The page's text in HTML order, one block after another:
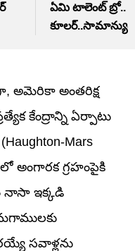
ఏమి టాలెంట్ బ్రో..
అమెరికా అంతరిక్ష
కేంద్రాన్ని ఏర్పాటు
Mars
అంగారక గ్రహంపైకి
నాసా ఇక్కడి
సవాళ్లను